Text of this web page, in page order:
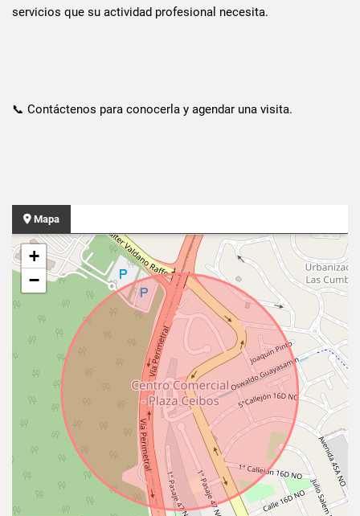
servicios que su actividad profesional necesita.
📞 Contáctenos para conocerla y agendar una visita.
Mapa
+
−